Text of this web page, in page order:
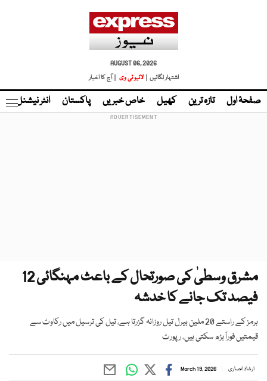
AUGUST 06, 2026
اشتہار لگائیں |
لائیو ٹی وی | آج کا اخبار
صفحۂ اول تازہ ترین کھیل خاص خبریں پاکستان انٹر نیشنل
مشرق وسطیٰ کی صورتحال کے باعث مہنگائی 12
فیصد تک جانے کا خدشہ
ہرمز کے راستے 20 ملین بیرل تیل روزانہ گزرتا ہے، تیل کی ترسیل میں رکاوٹ سے
قیمتیں فوراً بڑھ سکتی ہیں، رپورٹ
ارشاد انصاری March 19, 2026